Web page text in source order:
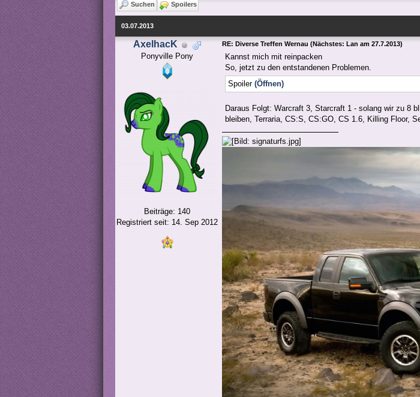
Suchen Spoilers
03.07.2013
AxelhacK
Ponyville Pony
Beiträge: 140
Registriert seit: 14. Sep 2012
RE: Diverse Treffen Wernau (Nächstes: Lan am 27.7.2013)
Kannst mich mit reinpacken
So, jetzt zu den entstandenen Problemen.
Spoiler (Öffnen)
Daraus Folgt: Warcraft 3, Starcraft 1 - solang wir zu 8
bleiben, Terraria, CS:S, CS:GO, CS 1.6, Killing Floor,